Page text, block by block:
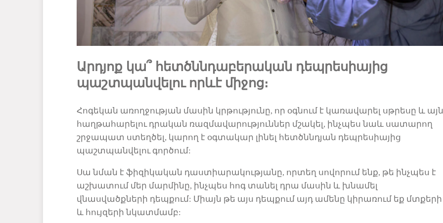
Արդյոք կա՞ հետծննդաբերական դեպրեսիայից
պաշտպանվելու որևէ միջոց։
Հոգեկան առողջության մասին կրթությունը, որ օգնում է կառավարել սթրեսը և այն
հաղթահարելու դրական ռազմավարություններ մշակել, ինչպես նաև սատարող
շրջապատ ստեղծել, կարող է օգտակար լինել հետծննդյան դեպրեսիայից
պաշտպանվելու գործում:
Սա նման է ֆիզիկական դաստիարակությանը, որտեղ սովորում ենք, թե ինչպես է
աշխատում մեր մարմինը, ինչպես հոգ տանել դրա մասին և խնամել
վնասվածքների դեպքում: Միայն թե այս դեպքում այդ ամենը կիրառում եք մտքերի
և հույզերի նկատմամբ: